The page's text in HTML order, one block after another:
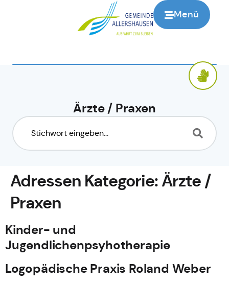
Menü
Ärzte / Praxen
Adressen Kategorie: Ärzte /
Praxen
Kinder- und
Jugendlichenpsyhotherapie
Logopädische Praxis Roland Weber